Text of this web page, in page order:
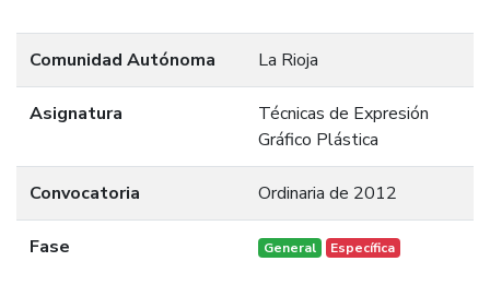
Comunidad Autónoma La Rioja
Asignatura
Técnicas de Expresión
Gráfico Plástica
Convocatoria Ordinaria de 2012
Fase General Específica